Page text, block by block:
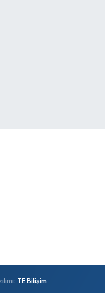
TE Bilişim